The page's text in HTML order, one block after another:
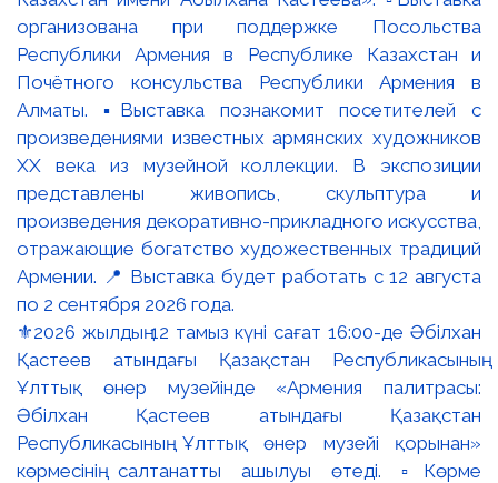
⚜️2026 жылдың 12 тамыз күні сағат 16:00-де Әбілхан
Қастеев атындағы Қазақстан Республикасының
Ұлттық өнер музейінде «Армения палитрасы:
Әбілхан Қастеев атындағы Қазақстан
Республикасының Ұлттық өнер музейі қорынан»
көрмесінің салтанатты ашылуы өтеді. ▫️Көрме